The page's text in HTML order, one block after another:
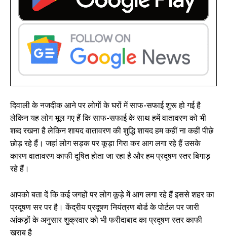
दिवाली के नजदीक आने पर लोगों के घरों में साफ-सफाई शुरू हो गई है
लेकिन यह लोग भूल गए हैं कि साफ-सफाई के साथ हमें वातावरण को भी
शब्द रखना है लेकिन शायद वातावरण की शुद्धि शायद हम कहीं ना कहीं पीछे
छोड़ रहे हैं। जहां लोग सड़क पर कूड़ा गिरा कर आग लगा रहे हैं उसके
कारण वातावरण काफी दूषित होता जा रहा है और हम प्रदूषण स्तर बिगाड़
रहे हैं।
आपको बता दें कि कई जगहों पर लोग कूड़े में आग लगा रहे हैं इससे शहर का
प्रदूषण सर पर है। केंद्रीय प्रदूषण नियंत्रण बोर्ड के पोर्टल पर जारी
आंकड़ों के अनुसार शुक्रवार को भी फरीदाबाद का प्रदूषण स्तर काफी
खराब है